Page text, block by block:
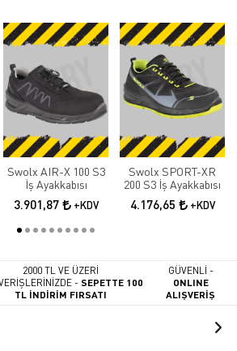
Swolx AIR-X 100 S3
İş Ayakkabısı
3.901,87 +KDV
Swolx SPORT-XR
200 S3 İş Ayakkabısı
4.176,65 +KDV
2000 TL VE ÜZERİ
-SEPETTE 100
TL İNDİRİM FIRSATI
GÜVENLİ -
ONLINE
ALIŞVERİŞ